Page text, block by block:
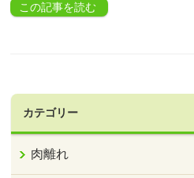
この記事を読む
カテゴリー
肉離れ